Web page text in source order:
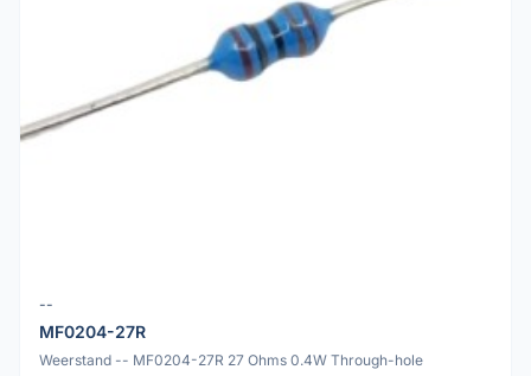
--
MF0204-27R
Weerstand -- MF0204-27R 27 Ohms 0.4W Through-hole